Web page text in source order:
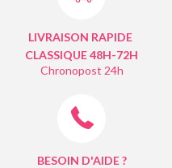
LIVRAISON RAPIDE
CLASSIQUE 48H-72H
Chronopost 24h
BESOIN D'AIDE ?